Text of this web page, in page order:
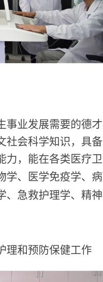
事业发展需要的德
会科学知识，具
，能在各类医疗
学、医学免疫学、
急救护理学、精
理和预防保健工作